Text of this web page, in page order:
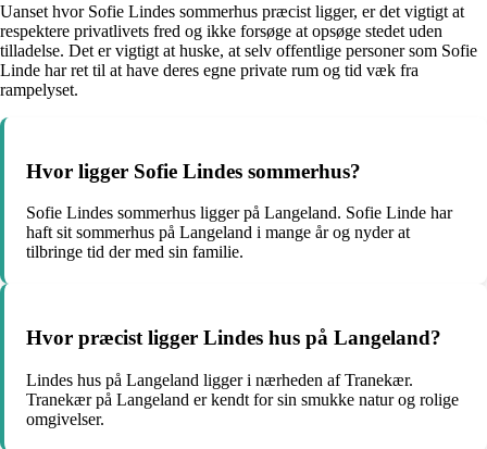
Uanset hvor Sofie Lindes sommerhus præcist ligger, er det vigtigt at
respektere privatlivets fred og ikke forsøge at opsøge stedet uden
tilladelse. Det er vigtigt at huske, at selv offentlige personer som Sofie
Linde har ret til at have deres egne private rum og tid væk fra
rampelyset.
Hvor ligger Sofie Lindes sommerhus?
Sofie Lindes sommerhus ligger på Langeland. Sofie Linde har
haft sit sommerhus på Langeland i mange år og nyder at
tilbringe tid der med sin familie.
Hvor præcist ligger Lindes hus på Langeland?
Lindes hus på Langeland ligger i nærheden af Tranekær.
Tranekær på Langeland er kendt for sin smukke natur og rolige
omgivelser.